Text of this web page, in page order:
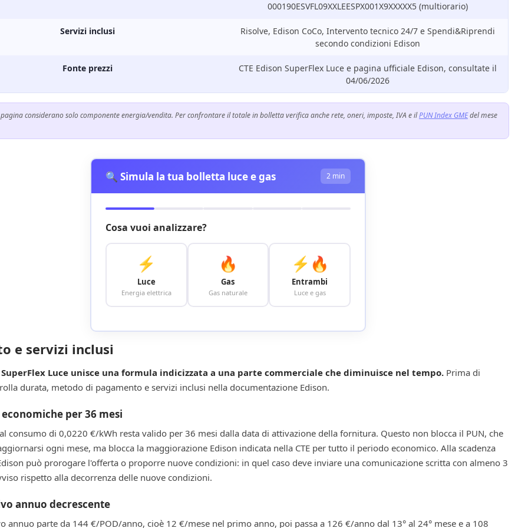
000190ESVFL09XXLEESPX001X9XXXXX5 (multiorario)
Servizi inclusi
Risolve, Edison CoCo, Intervento tecnico 24/7 e Spendi&Riprendi
secondo condizioni Edison
Fonte prezzi
CTE Edison SuperFlex Luce e pagina ufficiale Edison, consultate il
04/06/2026
considerano solo componente energia/vendita. Per confrontare il totale in bolletta verifica anche rete, oneri, imposte, IVA e ilPUN Index GMEdel mese
🔍 Simula la tua bolletta luce e gas 2 min
Cosa vuoi analizzare?
⚡
Luce
Energia elettrica
🔥
Gas
Gas naturale
⚡🔥
Entrambi
Luce e gas
e servizi inclusi
Luce unisce una formula indicizzata a una parte commerciale che diminuisce nel tempo.Prima di
durata, metodo di pagamento e servizi inclusi nella documentazione Edison.
per 36 mesi
consumo di 0,0220 €/kWh resta valido per 36 mesi dalla data di attivazione della fornitura. Questo non blocca il PUN, che
ogni mese, ma blocca la maggiorazione Edison indicata nella CTE per tutto il periodo economico. Alla scadenza
può prorogare l'offerta o proporre nuove condizioni: in quel caso deve inviare una comunicazione scritta con almeno 3
rispetto alla decorrenza delle nuove condizioni.
annuo decrescente
annuo parte da 144 €/POD/anno, cioè 12 €/mese nel primo anno, poi passa a 126 €/anno dal 13° al 24° mese e a 108